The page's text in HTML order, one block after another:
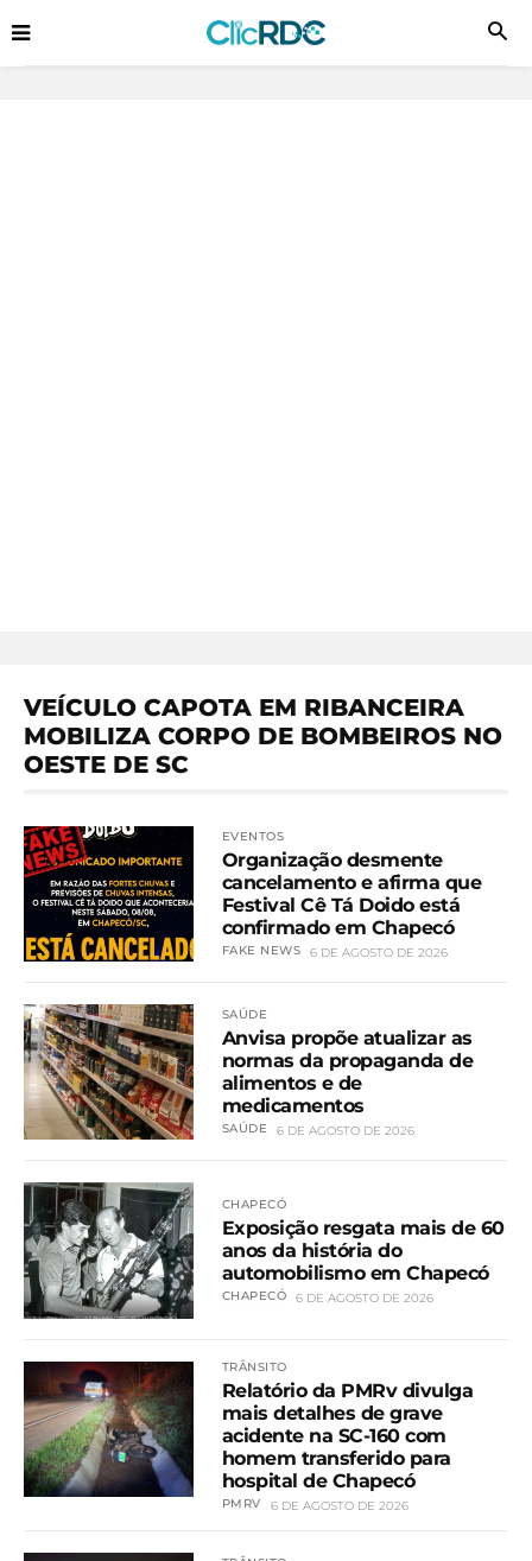
VEÍCULO CAPOTA EM RIBANCEIRA
MOBILIZA CORPO DE BOMBEIROS NO
OESTE DE SC
EVENTOS
Organização desmente
cancelamento e afirma que
Festival Cê Tá Doido está
confirmado em Chapecó
FAKE NEWS 6 DE AGOSTO DE 2026
SAÚDE
Anvisa propõe atualizar as
normas da propaganda de
alimentos e de
medicamentos
SAÚDE 6 DE AGOSTO DE 2026
CHAPECÓ
Exposição resgata mais de 60
anos da história do
automobilismo em Chapecó
CHAPECÓ 6 DE AGOSTO DE 2026
TRÂNSITO
Relatório da PMRv divulga
mais detalhes de grave
acidente na SC-160 com
homem transferido para
hospital de Chapecó
PMRV 6 DE AGOSTO DE 2026